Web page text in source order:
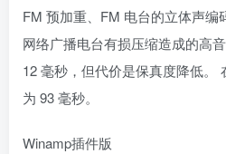
FM 预加重、FM 电台的立体声编
网络广播电台有损压缩造成的高
12 毫秒，但代价是保真度降低。
为 93 毫秒。
Winamp插件版